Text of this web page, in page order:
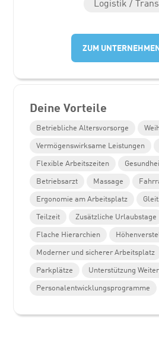
Logistik /
ZUM
Deine Vorteile
Betriebliche Altersvorsorge
Vermögenswirksame Leistungen
Flexible Arbeitszeiten
Betriebsarzt
Massage
Ergonomie am Arbeitsplatz
Teilzeit
Zusätzliche Urlaubstage
Flache Hierarchien
Moderner und sicherer Arbeitsplatz
Parkplätze
Unterstützung
Personalentwicklungsprogramme